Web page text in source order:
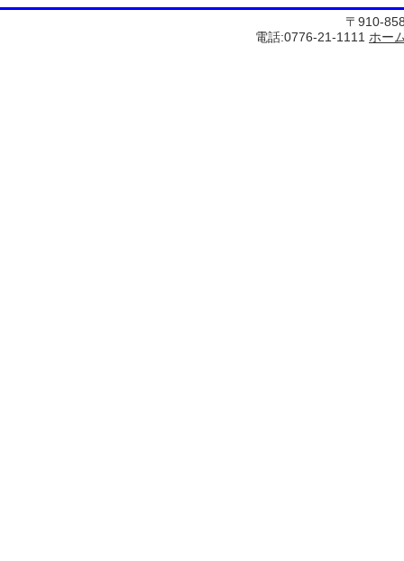
〒910-
電話:0776-21-1111 ホー